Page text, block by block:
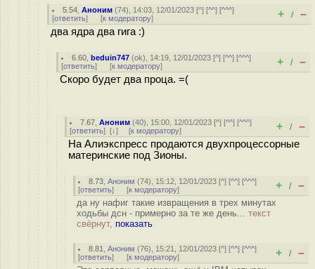
5.54 ,Аноним (74), 14:03, 12/01/2023 [^] [^^] [^^^]
[ответить] [к модератору] + / –
два ядра два гига :)
6.60 ,beduin747 (ok), 14:19, 12/01/2023 [^] [^^] [^^^]
[ответить] [к модератору] + / –
Скоро будет два проца. =(
7.67 ,Аноним (40), 15:00, 12/01/2023 [^] [^^] [^^^]
[ответить] [↓] [к модератору] + / –
На Алиэкспресс продаются двухпроцессорные
материнские под Зионы.
8.73 ,Аноним (74), 15:12, 12/01/2023 [^] [^^] [^^^]
[ответить] [к модератору] + / –
да ну нафиг такие извращения в трех минутах
ходьбы дсн - примерно за те же день... текст
свёрнут, показать
8.81 ,Аноним (76), 15:21, 12/01/2023 [^] [^^] [^^^]
[ответить] [к модератору] + / –